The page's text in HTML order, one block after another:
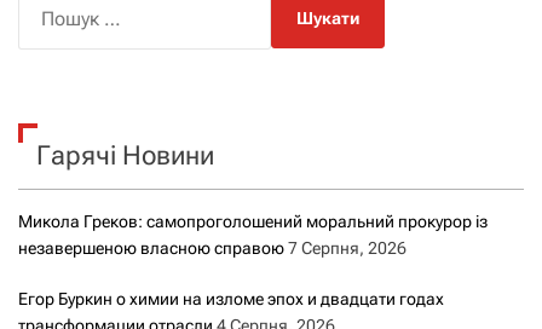
к
Гарячі Новини
Микола Греков: самопроголошений моральний прокурор із
незавершеною власною справою7 Серпня, 2026
Егор Буркин о химии на изломе эпох и двадцати годах